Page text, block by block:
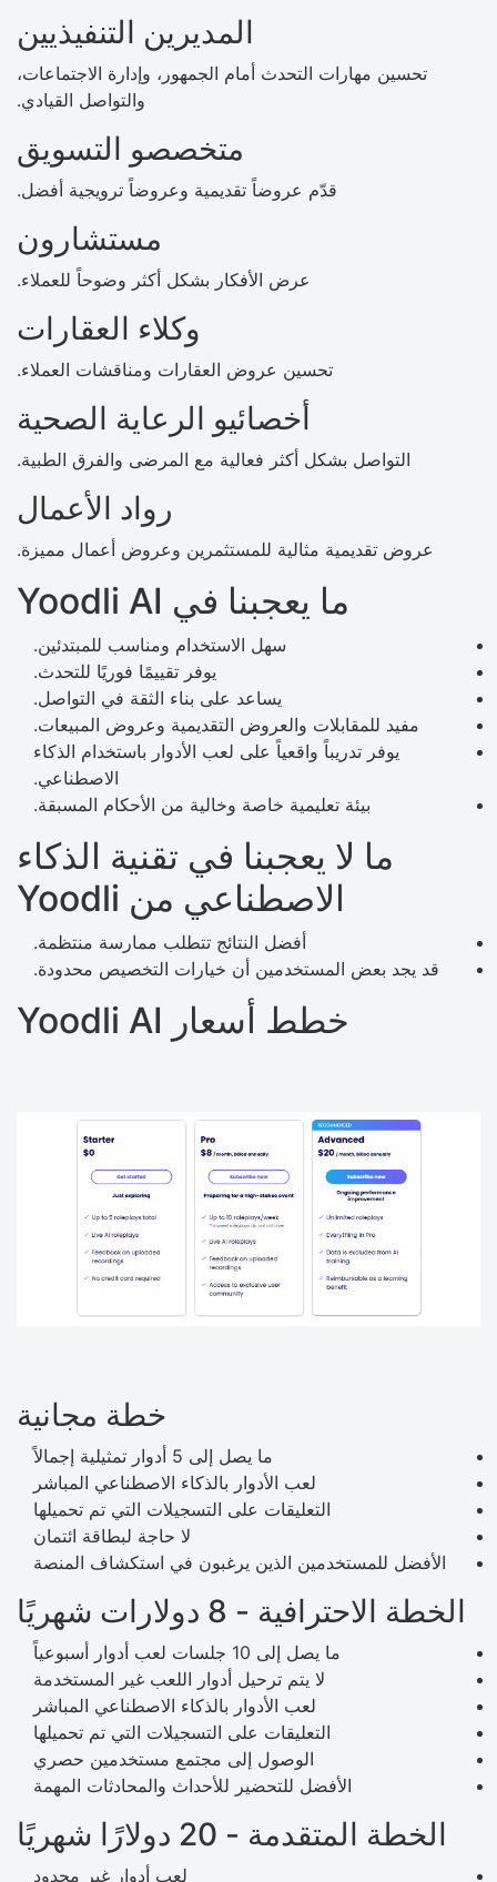
المديرين التنفيذيين
تحسين مهارات التحدث أمام الجمهور، وإدارة الاجتماعات،
والتواصل القيادي.
متخصصو التسويق
قدّم عروضاً تقديمية وعروضاً ترويجية أفضل.
مستشارون
عرض الأفكار بشكل أكثر وضوحاً للعملاء.
وكلاء العقارات
تحسين عروض العقارات ومناقشات العملاء.
أخصائيو الرعاية الصحية
التواصل بشكل أكثر فعالية مع المرضى والفرق الطبية.
رواد الأعمال
عروض تقديمية مثالية للمستثمرين وعروض أعمال مميزة.
ما يعجبنا في Yoodli AI
سهل الاستخدام ومناسب للمبتدئين.
يوفر تقييمًا فوريًا للتحدث.
يساعد على بناء الثقة في التواصل.
مفيد للمقابلات والعروض التقديمية وعروض المبيعات.
يوفر تدريباً واقعياً على لعب الأدوار باستخدام الذكاء
الاصطناعي.
بيئة تعليمية خاصة وخالية من الأحكام المسبقة.
ما لا يعجبنا في تقنية الذكاء
الاصطناعي من Yoodli
أفضل النتائج تتطلب ممارسة منتظمة.
قد يجد بعض المستخدمين أن خيارات التخصيص محدودة.
خطط أسعار Yoodli AI
خطة مجانية
ما يصل إلى 5 أدوار تمثيلية إجمالاً
لعب الأدوار بالذكاء الاصطناعي المباشر
التعليقات على التسجيلات التي تم تحميلها
لا حاجة لبطاقة ائتمان
الأفضل للمستخدمين الذين يرغبون في استكشاف المنصة
الخطة الاحترافية - 8 دولارات شهريًا
ما يصل إلى 10 جلسات لعب أدوار أسبوعياً
لا يتم ترحيل أدوار اللعب غير المستخدمة
لعب الأدوار بالذكاء الاصطناعي المباشر
التعليقات على التسجيلات التي تم تحميلها
الوصول إلى مجتمع مستخدمين حصري
الأفضل للتحضير للأحداث والمحادثات المهمة
الخطة المتقدمة - 20 دولارًا شهريًا
لعب أدوار غير محدود